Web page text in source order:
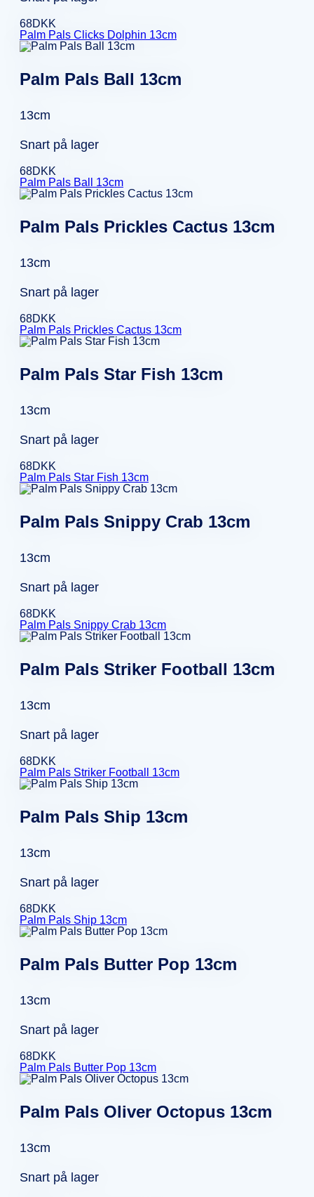
68DKK
Palm Pals Clicks Dolphin 13cm
Palm Pals Ball 13cm
13cm
Snart på lager
68DKK
Palm Pals Ball 13cm
Palm Pals Prickles Cactus 13cm
13cm
Snart på lager
68DKK
Palm Pals Prickles Cactus 13cm
Palm Pals Star Fish 13cm
13cm
Snart på lager
68DKK
Palm Pals Star Fish 13cm
Palm Pals Snippy Crab 13cm
13cm
Snart på lager
68DKK
Palm Pals Snippy Crab 13cm
Palm Pals Striker Football 13cm
13cm
Snart på lager
68DKK
Palm Pals Striker Football 13cm
Palm Pals Ship 13cm
13cm
Snart på lager
68DKK
Palm Pals Ship 13cm
Palm Pals Butter Pop 13cm
13cm
Snart på lager
68DKK
Palm Pals Butter Pop 13cm
Palm Pals Oliver Octopus 13cm
13cm
Snart på lager